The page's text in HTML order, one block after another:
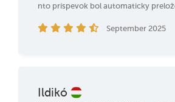
nto príspevok bol automaticky
September 2025
Ildikó